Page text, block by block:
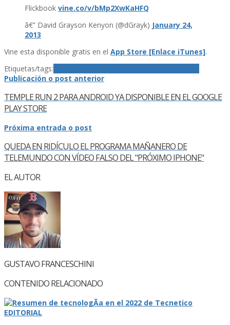
Flickbook vine.co/v/bMp2XwKaHFQ
â€” David Grayson Kenyon (@dGrayk) January 24,
2013
Vine esta disponible gratis en el App Store [Enlace iTunes].
Etiquetas/tags:
Publicación o post anterior
TEMPLE RUN 2 PARA ANDROID YA DISPONIBLE EN EL GOOGLE
PLAY STORE
Próxima entrada o post
QUEDA EN RIDÍ­CULO EL PROGRAMA MAÑANERO DE
TELEMUNDO CON VÍ­DEO FALSO DEL "PRÓXIMO IPHONE"
EL AUTOR
GUSTAVO FRANCESCHINI
CONTENIDO RELACIONADO
EDITORIAL